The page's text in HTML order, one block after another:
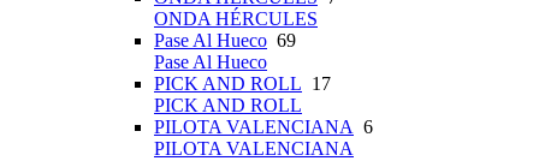
ONDA HÉRCULES
Pase Al Hueco 69
Pase Al Hueco
PICK AND ROLL 17
PICK AND ROLL
PILOTA VALENCIANA 6
PILOTA VALENCIANA